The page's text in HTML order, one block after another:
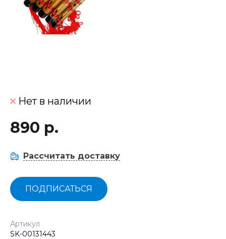
Нет в наличии
890 р.
Рассчитать доставку
ПОДПИСАТЬСЯ
Артикул
SK-00131443